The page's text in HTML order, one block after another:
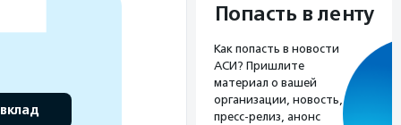
Попасть в ленту
Как попасть в новости
АСИ? Пришлите
материал о вашей
организации, новость,
пресс-релиз, анонс